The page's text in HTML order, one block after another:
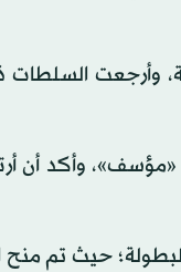
وأرجعت
«مؤسف»، وأكد
حيث تم منح